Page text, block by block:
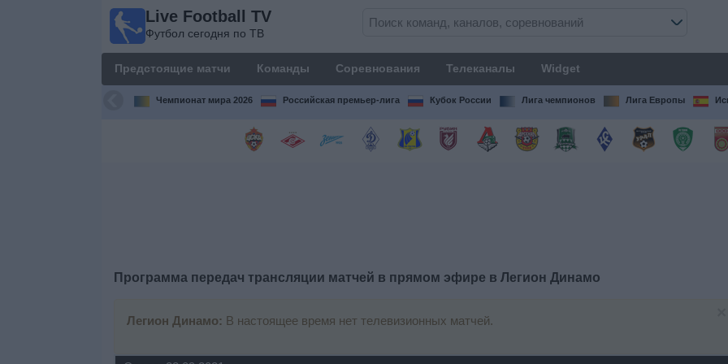
Live Football TV
Футбол сегодня по ТВ
Предстоящие матчи Команды Соревнования Телеканалы Widget
Чемпионат мира 2026 Российская премьер-лига Кубок России Лига чемпионов Лига Европы
Программа передач трансляции матчей в прямом эфире в Легион Динамо
Легион Динамо: В настоящее время нет телевизионных матчей.